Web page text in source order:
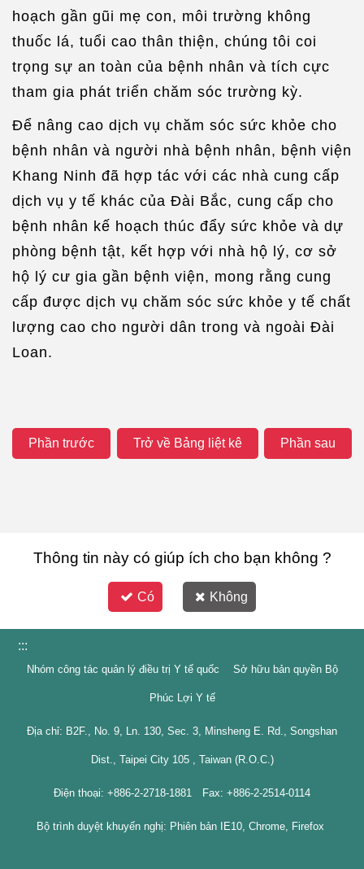
hoạch gần gũi mẹ con, môi trường không
thuốc lá, tuổi cao thân thiện, chúng tôi coi
trọng sự an toàn của bệnh nhân và tích cực
tham gia phát triển chăm sóc trường kỳ.
Để nâng cao dịch vụ chăm sóc sức khỏe cho
bệnh nhân và người nhà bệnh nhân, bệnh viện
Khang Ninh đã hợp tác với các nhà cung cấp
dịch vụ y tế khác của Đài Bắc, cung cấp cho
bệnh nhân kế hoạch thúc đẩy sức khỏe và dự
phòng bệnh tật, kết hợp với nhà hộ lý, cơ sở
hộ lý cư gia gần bệnh viện, mong rằng cung
cấp được dịch vụ chăm sóc sức khỏe y tế chất
lượng cao cho người dân trong và ngoài Đài
Loan.
Phần trước Trở về Bảng liệt kê Phần sau
Thông tin này có giúp ích cho bạn không ?
Có Không
:::
Nhóm công tác quản lý điều trị Y tế quốc Sở hữu bản quyền Bộ
Phúc Lợi Y tế
Địa chỉ: B2F., No. 9, Ln. 130, Sec. 3, Minsheng E. Rd., Songshan
Dist., Taipei City 105 , Taiwan (R.O.C.)
Điện thoại: +886-2-2718-1881 Fax: +886-2-2514-0114
Bộ trình duyệt khuyến nghị: Phiên bản IE10, Chrome, Firefox